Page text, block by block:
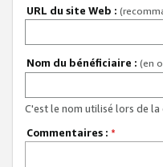
URL du site Web :
Nom du bénéficiaire : (en
C'est le nom utilisé lors de
Commentaires : *